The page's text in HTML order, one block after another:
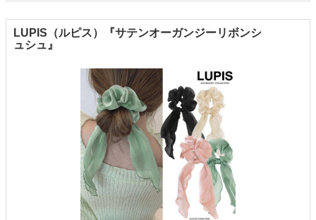
LUPIS（ルピス）『サテンオーガンジーリボンシ
ュシュ』